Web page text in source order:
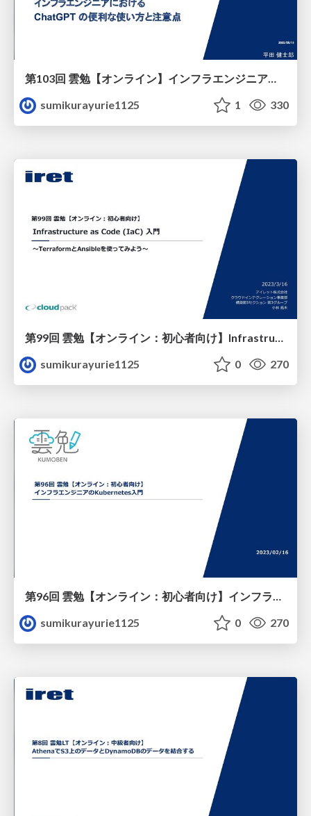
第103回 雲勉【オンライン】インフラエンジニアにおける ChatGPT の便利な使い方と注意点
sumikurayurie1125
1 330
sumikurayurie1125
0 270
第96回 雲勉【オンライン：初心者向け】インフラエンジニアのKubernetes入門
sumikurayurie1125
0 270